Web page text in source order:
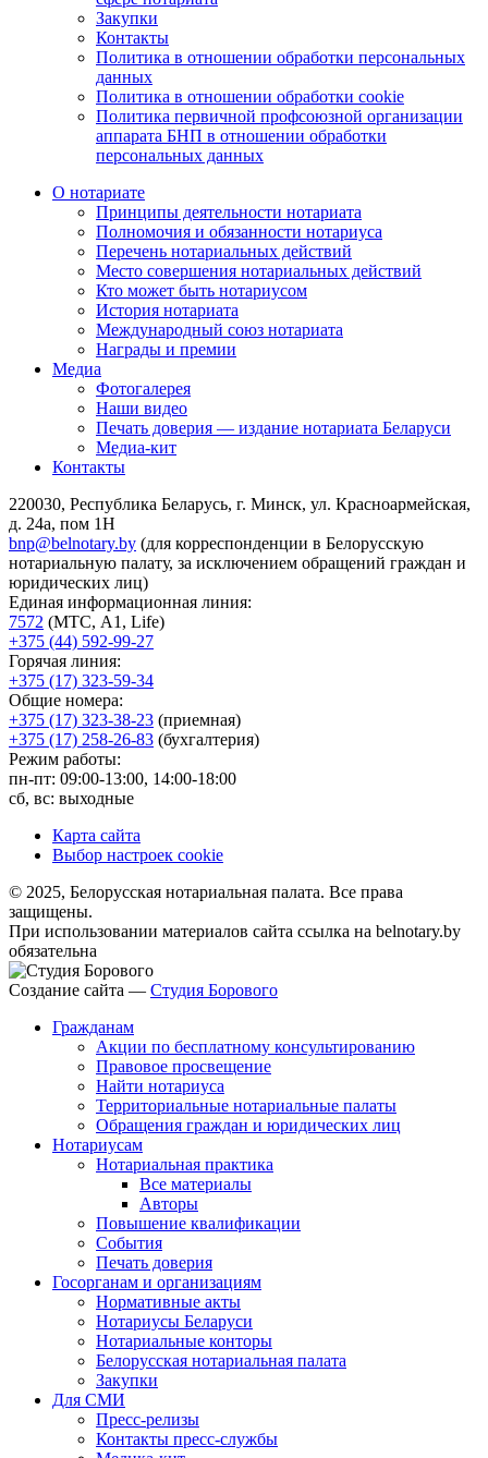
Закупки
Контакты
Политика в отношении обработки персональных
данных
Политика в отношении обработки cookie
Политика первичной профсоюзной организации
аппарата БНП в отношении обработки
персональных данных
О нотариате
Принципы деятельности нотариата
Полномочия и обязанности нотариуса
Перечень нотариальных действий
Место совершения нотариальных действий
Кто может быть нотариусом
История нотариата
Международный союз нотариата
Награды и премии
Медиа
Фотогалерея
Наши видео
Печать доверия — издание нотариата Беларуси
Медиа-кит
Контакты
220030, Республика Беларусь, г. Минск, ул. Красноармейская,
д. 24а, пом 1Н
bnp@belnotary.by (для корреспонденции в Белорусскую
нотариальную палату, за исключением обращений граждан и
юридических лиц)
Единая информационная линия:
7572 (МТС, A1, Life)
+375 (44) 592-99-27
Горячая линия:
+375 (17) 323-59-34
Общие номера:
+375 (17) 323-38-23 (приемная)
+375 (17) 258-26-83 (бухгалтерия)
Режим работы:
пн-пт: 09:00-13:00, 14:00-18:00
сб, вс: выходные
Карта сайта
Выбор настроек cookie
© 2025, Белорусская нотариальная палата. Все права
защищены.
При использовании материалов сайта ссылка на belnotary.by
обязательна
Создание сайта — Студия Борового
Гражданам
Акции по бесплатному консультированию
Правовое просвещение
Найти нотариуса
Территориальные нотариальные палаты
Обращения граждан и юридических лиц
Нотариусам
Нотариальная практика
Все материалы
Авторы
Повышение квалификации
События
Печать доверия
Госорганам и организациям
Нормативные акты
Нотариусы Беларуси
Нотариальные конторы
Белорусская нотариальная палата
Закупки
Для СМИ
Пресс-релизы
Контакты пресс-службы